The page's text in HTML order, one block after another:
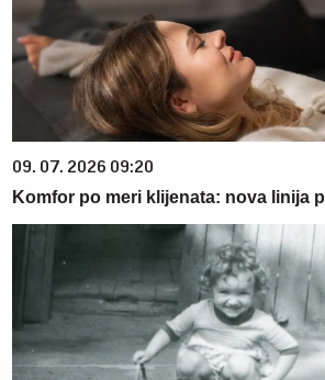
09. 07. 2026 09:20
Komfor po meri klijenata: nova linija